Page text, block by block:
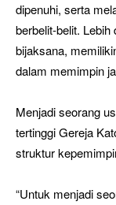
dipenuhi, serta
berbelit-belit.
bijaksana,
dalam memimpin
Menjadi seorang
tertinggi Gereja
struktur
“Untuk menjadi